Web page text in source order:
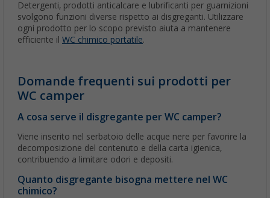
Detergenti, prodotti anticalcare e lubrificanti per guarnizioni
svolgono funzioni diverse rispetto ai disgreganti. Utilizzare
ogni prodotto per lo scopo previsto aiuta a mantenere
efficiente il WC chimico portatile.
Domande frequenti sui prodotti per
WC camper
A cosa serve il disgregante per WC camper?
Viene inserito nel serbatoio delle acque nere per favorire la
decomposizione del contenuto e della carta igienica,
contribuendo a limitare odori e depositi.
Quanto disgregante bisogna mettere nel WC
chimico?